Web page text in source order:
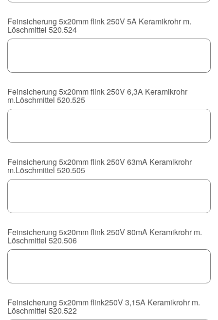
Feinsicherung 5x20mm flink 250V 5A Keramikrohr m.
Löschmittel 520.524
Feinsicherung 5x20mm flink 250V 6,3A Keramikrohr
m.Löschmittel 520.525
Feinsicherung 5x20mm flink 250V 63mA Keramikrohr
m.Löschmittel 520.505
Feinsicherung 5x20mm flink 250V 80mA Keramikrohr m.
Löschmittel 520.506
Feinsicherung 5x20mm flink250V 3,15A Keramikrohr m.
Löschmittel 520.522